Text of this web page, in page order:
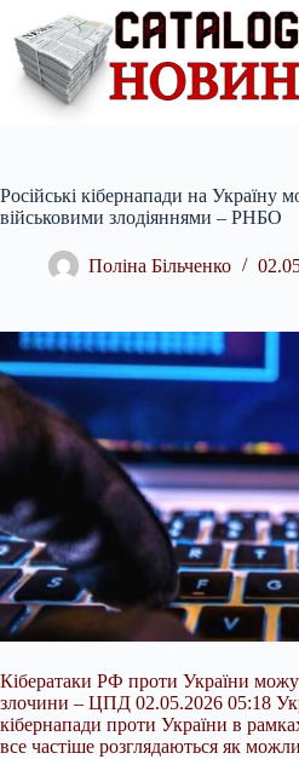
вмісту
Російські кібернапади на Україну
військовими злодіяннями – РНБО
Поліна Більченко
Кібератаки РФ проти України
злочини – ЦПД 02.05.2026 05:18
кібернапади проти України в
все частіше розглядаються як